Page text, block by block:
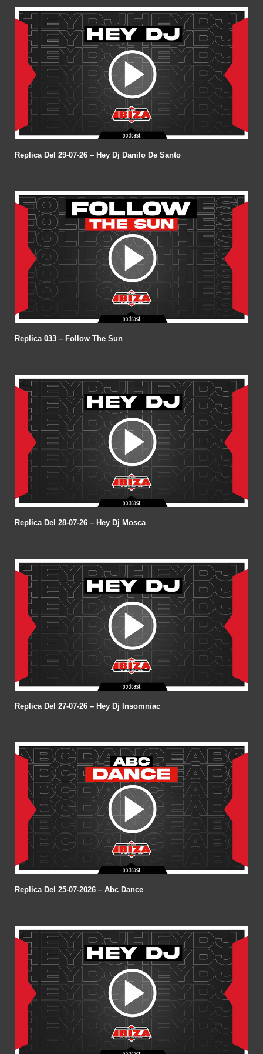
Replica Del 29-07-26 – Hey Dj Danilo De Santo
Replica 033 – Follow The Sun
Replica Del 28-07-26 – Hey Dj Mosca
Replica Del 27-07-26 – Hey Dj Insomniac
Replica Del 25-07-2026 – Abc Dance